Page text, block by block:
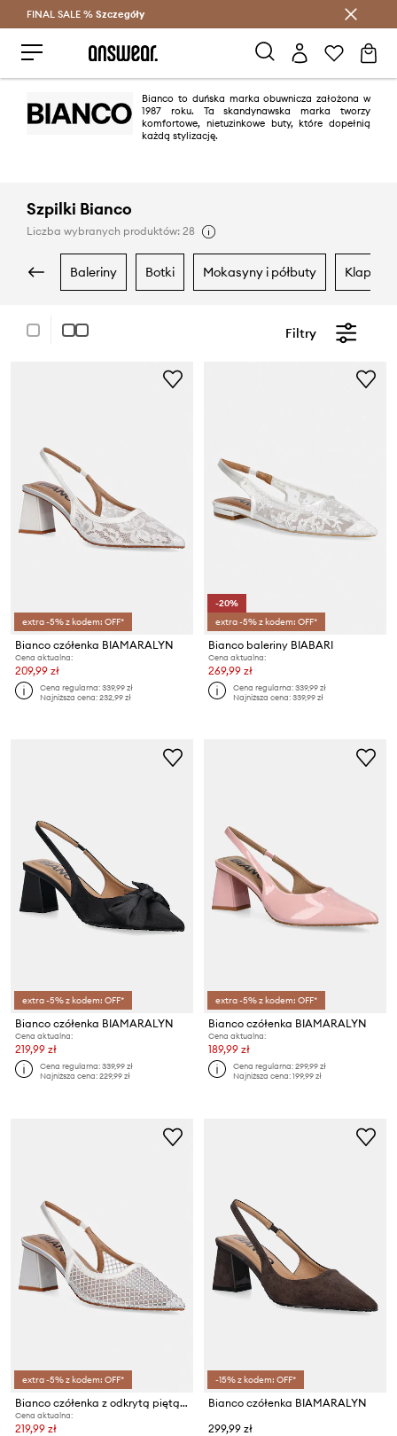
Oszczędzaj z Answear Club >
FINAL SALE % Szczegóły
Bianco to duńska marka obuwnicza założona w
1987 roku. Ta skandynawska marka tworzy
komfortowe, nietuzinkowe buty, które dopełnią
każdą stylizację.
Szpilki Bianco
Liczba wybranych produktów: 28
baleriny botki mokasyny i półbuty klapki i
Filtry
extra -5% z kodem: OFF*
Bianco czółenka BIAMARALYN
Cena aktualna:
209,99 zł
Cena regularna:339,99 zł
Najniższa cena:232,99 zł
-20%
extra -5% z kodem: OFF*
Bianco baleriny BIABARI
Cena aktualna:
269,99 zł
Cena regularna:339,99 zł
Najniższa cena:339,99 zł
extra -5% z kodem: OFF*
Bianco czółenka BIAMARALYN
Cena aktualna:
219,99 zł
Cena regularna:339,99 zł
Najniższa cena:229,99 zł
extra -5% z kodem: OFF*
Bianco czółenka BIAMARALYN
Cena aktualna:
189,99 zł
Cena regularna:299,99 zł
Najniższa cena:199,99 zł
extra -5% z kodem: OFF*
Bianco czółenka z odkrytą piętą BIAMARALYN
Cena aktualna:
219,99 zł
-15% z kodem: OFF*
Bianco czółenka BIAMARALYN
299,99 zł